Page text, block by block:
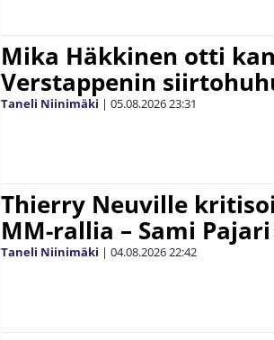
Mika Häkkinen otti
Verstappenin
Taneli Niinimäki | 05.08.202623:31
Thierry Neuville
MM-rallia – Sami
Taneli Niinimäki | 04.08.202622:42